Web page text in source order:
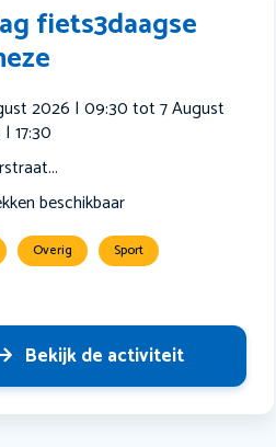
fiets3daagse
2026 | 09:30 tot 7 August
17:30
beschikbaar
Overig Sport
Bekijk de activiteit